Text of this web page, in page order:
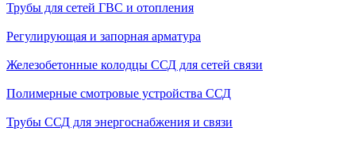
Трубы для сетей ГВС и отопления
Регулирующая и запорная арматура
Железобетонные колодцы ССД для сетей связи
Полимерные смотровые устройства ССД
Трубы ССД для энергоснабжения и связи